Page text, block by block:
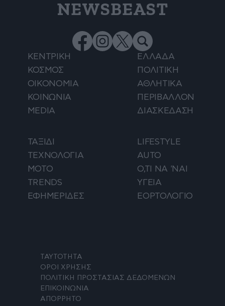
NEWSBEAST
ΚΕΝΤΡΙΚΗ
ΕΛΛΑΔΑ
ΚΟΣΜΟΣ
ΠΟΛΙΤΙΚΗ
ΟΙΚΟΝΟΜΙΑ
ΑΘΛΗΤΙΚΑ
ΚΟΙΝΩΝΙΑ
ΠΕΡΙΒΑΛΛΟΝ
MEDIA
ΔΙΑΣΚΕΔΑΣΗ
ΤΑΞΙΔΙ
LIFESTYLE
ΤΕΧΝΟΛΟΓΙΑ
AUTO
ΜΟΤΟ
Ο,ΤΙ ΝΑ 'ΝΑΙ
TRENDS
ΥΓΕΙΑ
ΕΦΗΜΕΡΙΔΕΣ
ΕΟΡΤΟΛΟΓΙΟ
ΤΑΥΤΟΤΗΤΑ
ΟΡΟΙ ΧΡΗΣΗΣ
ΠΟΛΙΤΙΚΗ ΠΡΟΣΤΑΣΙΑΣ ΔΕΔΟΜΕΝΩΝ
ΕΠΙΚΟΙΝΩΝΙΑ
ΑΠΟΡΡΗΤΟ